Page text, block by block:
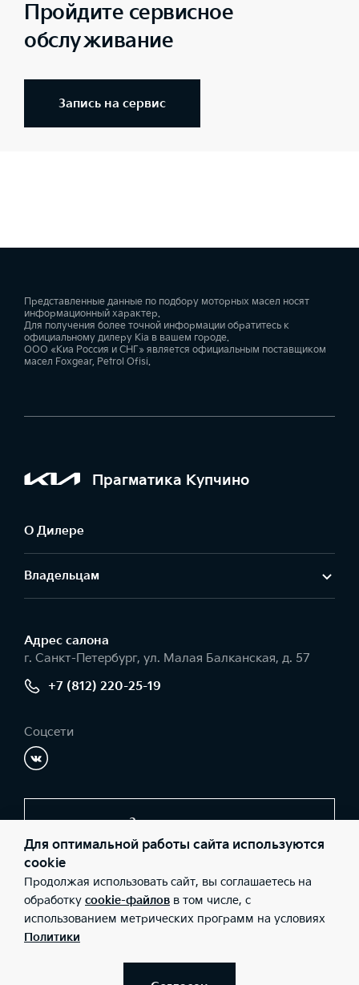
Пройдите сервисное
обслуживание
Запись на сервис
Представленные данные по подбору моторных масел носят
информационный характер.
Для получения более точной информации обратитесь к
официальному дилеру Kia в вашем городе.
ООО «Киа Россия и СНГ» является официальным поставщиком
масел Foxgear, Petrol Ofisi.
Прагматика Купчино
О Дилере
Владельцам
Адрес салонa
г. Санкт-Петербург, ул. Малая Балканская, д. 57
+7 (812) 220-25-19
Соцсети
Заказать звонок
© 2026 Юридические лица ООО «ПЛТ» (Фактический адрес: г.
Санкт-Петербург, ул. Малая Балканская, д. 57; Телефон: +7 (812)
220-25-19; ИНН: 7816764490; ОГРН: 1267800054280), ООО «Киа
Россия и СНГ» (Фактический адрес: г.Москва, Валовая 26;
Телефон: 8 800 301 08 80; ИНН: 7728674093; ОГРН:
5087746291760) ведут деятельность на территории РФ в
соответствующих моделях и комплектациях и их наличии, ценах,
Для оптимальной работы сайта используются
cookie
Продолжая использовать сайт, вы соглашаетесь на
обработку cookie-файлов в том числе, с
использованием метрических программ на условиях
Политики